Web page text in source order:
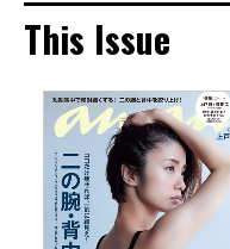
This Issue